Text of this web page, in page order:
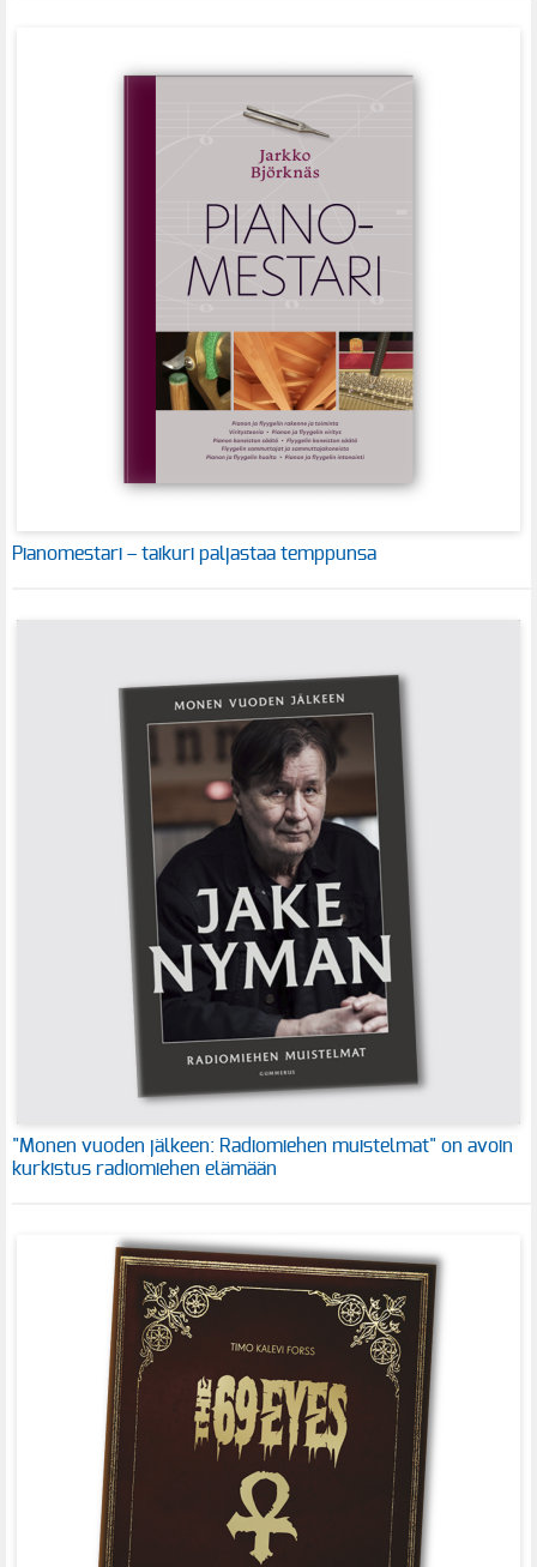
Pianomestari – taikuri paljastaa temppunsa
"Monen vuoden jälkeen: Radiomiehen muistelmat" on avoin
kurkistus radiomiehen elämään